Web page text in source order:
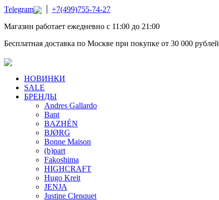
Telegram
+7(499)755-74-27
Магазин работает ежедневно с 11:00 до 21:00
Бесплатная доставка по Москве при покупке от 30 000 рублей
НОВИНКИ
SALE
БРЕНДЫ
Andres Gallardo
Bant
BAZHÉN
BJØRG
Bonne Maison
(b)part
Fakoshima
HIGHCRAFT
Hugo Kreit
JENJA
Justine Clenquet